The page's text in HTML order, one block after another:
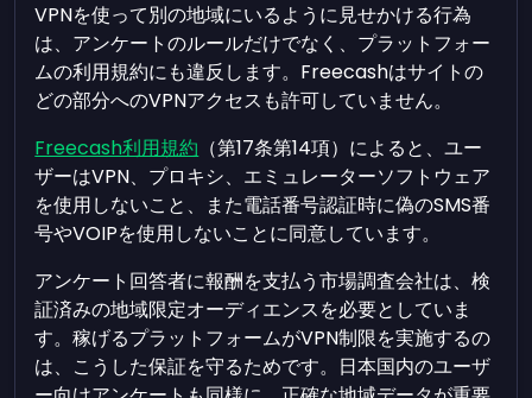
VPNを使って別の地域にいるように見せかける行為
は、アンケートのルールだけでなく、プラットフォー
ムの利用規約にも違反します。Freecashはサイトの
どの部分へのVPNアクセスも許可していません。
Freecash利用規約 （第17条第14項）によると、ユー
ザーはVPN、プロキシ、エミュレーターソフトウェア
を使用しないこと、また電話番号認証時に偽のSMS番
号やVOIPを使用しないことに同意しています。
アンケート回答者に報酬を支払う市場調査会社は、検
証済みの地域限定オーディエンスを必要としていま
す。稼げるプラットフォームがVPN制限を実施するの
は、こうした保証を守るためです。日本国内のユーザ